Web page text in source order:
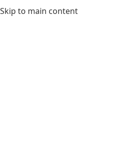
Skip to main content